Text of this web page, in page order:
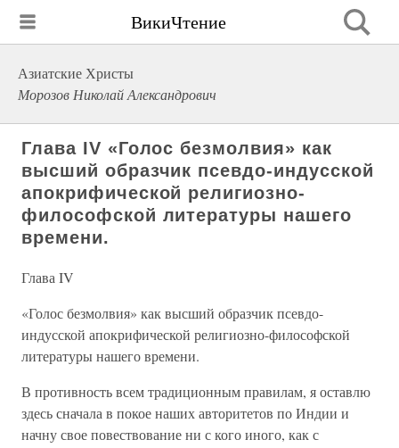
ВикиЧтение
Азиатские Христы
Морозов Николай Александрович
Глава IV «Голос безмолвия» как
высший образчик псевдо-индусской
апокрифической религиозно-
философской литературы нашего
времени.
Глава IV
«Голос безмолвия» как высший образчик псевдо-
индусской апокрифической религиозно-философской
литературы нашего времени.
В противность всем традиционным правилам, я оставлю
здесь сначала в покое наших авторитетов по Индии и
начну свое повествование ни с кого иного, как с